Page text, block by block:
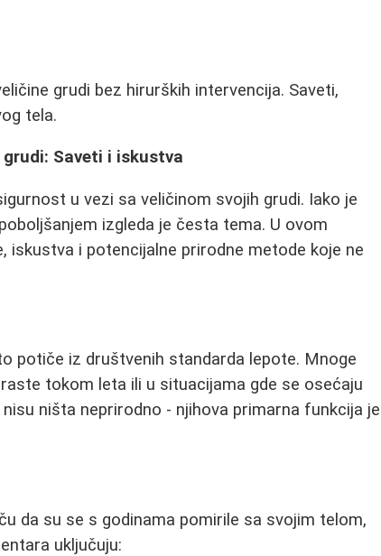
grudi bez hirurških intervencija. Saveti,
tela.
Saveti i iskustva
u vezi sa veličinom svojih grudi. Iako je
izgleda je česta tema. U ovom
i potencijalne prirodne metode koje ne
potiče iz društvenih standarda lepote. Mnoge
tokom leta ili u situacijama gde se osećaju
ništa neprirodno - njihova primarna funkcija je
da su se s godinama pomirile sa svojim telom,
uključuju: